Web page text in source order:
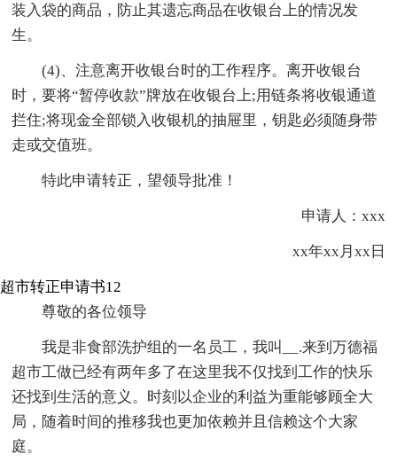
装入袋的商品，防止其遗忘商品在收银台上的情况发
生。
(4)、注意离开收银台时的工作程序。离开收银台
时，要将“暂停收款”牌放在收银台上;用链条将收银通道
拦住;将现金全部锁入收银机的抽屉里，钥匙必须随身带
走或交值班。
特此申请转正，望领导批准！
申请人：xxx
xx年xx月xx日
超市转正申请书12
尊敬的各位领导
我是非食部洗护组的一名员工，我叫__.来到万德福
超市工做已经有两年多了在这里我不仅找到工作的快乐
还找到生活的意义。时刻以企业的利益为重能够顾全大
局，随着时间的推移我也更加依赖并且信赖这个大家
庭。